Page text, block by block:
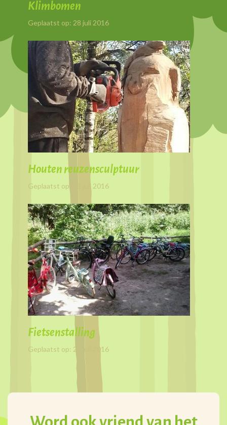
Klimbomen
Geplaatst op: 28 juli 2016
Houten reuzensculptuur
Geplaatst op: 28 juli 2016
Fietsenstalling
Geplaatst op: 28 juli 2016